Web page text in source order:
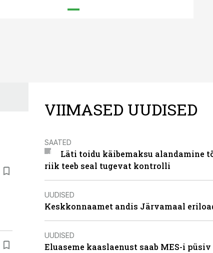
VIIMASED UUDISED
SAATED
Läti toidu käibemaksu alandamine
riik teeb seal tugevat kontrolli
UUDISED
Keskkonnaamet andis Järvamaal
UUDISED
Eluaseme kaaslaenust saab MES-i püsiv